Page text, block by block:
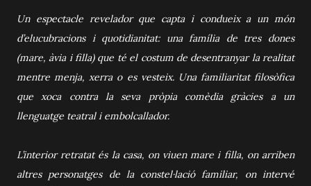
Un espectacle revelador que capta i condueix a un món
d’elucubracions i quotidianitat: una família de tres dones
(mare, àvia i filla) que té el costum de desentranyar la realitat
mentre menja, xerra o es vesteix. Una familiaritat filosòfica
que xoca contra la seva pròpia comèdia gràcies a un
llenguatge teatral i embolcallador.
L’interior retratat és la casa, on viuen mare i filla, on arriben
altres personatges de la constel·lació familiar, on intervé